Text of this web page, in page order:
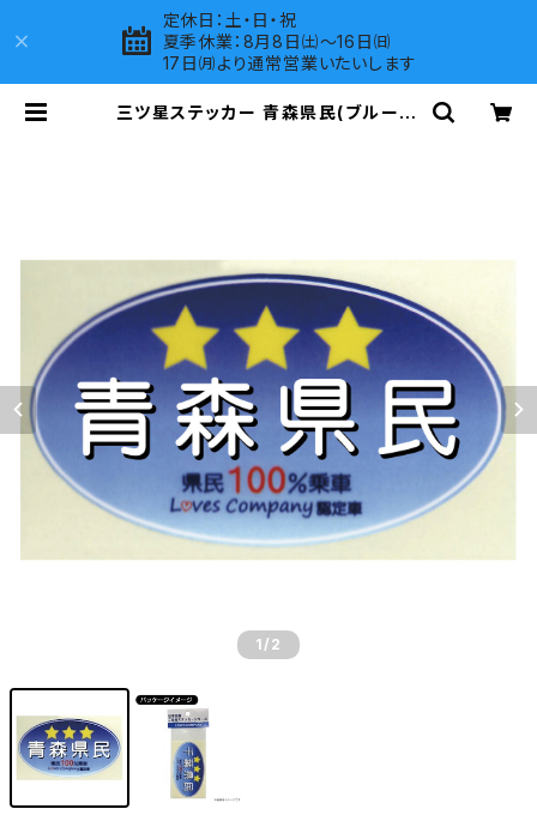
定休日：土・日・祝
夏季休業：8月8日㈯～16日㈰
17日㈪より通常営業いたいします
三ツ星ステッカー 青森県民(ブルー) |
1 /2